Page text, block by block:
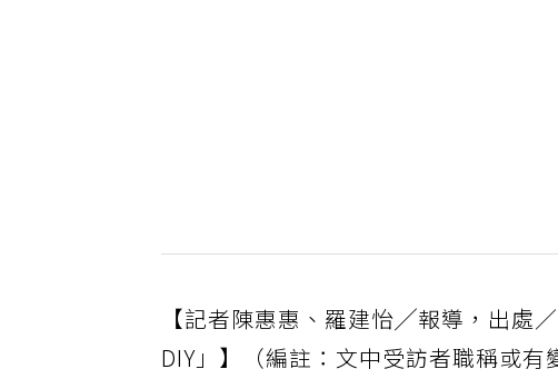
【記者陳惠惠、羅建怡╱報導，出處
DIY」】（編註：文中受訪者職稱或有